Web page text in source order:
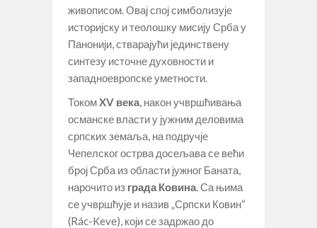
живописом. Овај спој симболизује
историјску и теолошку мисију Срба у
Панонији, стварајући јединствену
синтезу источне духовности и
западноевропске уметности.
ТокомXV века , након учвршћивања
османске власти у јужним деловима
српских земаља, на подручје
Чепелског острва досељава се већи
број Срба из области јужног Баната,
нарочито из града Ковина . Са њима
се учвршћује и назив „Српски Ковин“
(Rác-Kevе), који се задржао до